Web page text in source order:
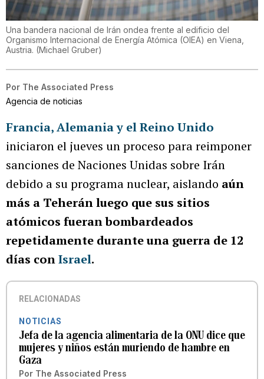
Una bandera nacional de Irán ondea frente al edificio del
Organismo Internacional de Energía Atómica (OIEA) en Viena,
Austria. (Michael Gruber)
Por The Associated Press
Agencia de noticias
Francia, Alemania y el Reino Unido
iniciaron el jueves un proceso para reimponer
sanciones de Naciones Unidas sobre Irán
debido a su programa nuclear, aislando aún
más a Teherán luego que sus sitios
atómicos fueran bombardeados
repetidamente durante una guerra de 12
días conIsrael.
RELACIONADAS
NOTICIAS
Jefa de la agencia alimentaria de la ONU dice que
mujeres y niños están muriendo de hambre en
Gaza
Por The Associated Press